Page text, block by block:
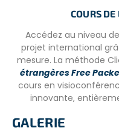
LES CONDITIONS
– Minimum 18 ans ou
– Niveau d’anglais
instructions, pouvoir
– Programme ouvert à
COURS
Accédez au niveau
projet international
mesure. La méthode
étrangères Free
cours en
innovante,
GALERIE